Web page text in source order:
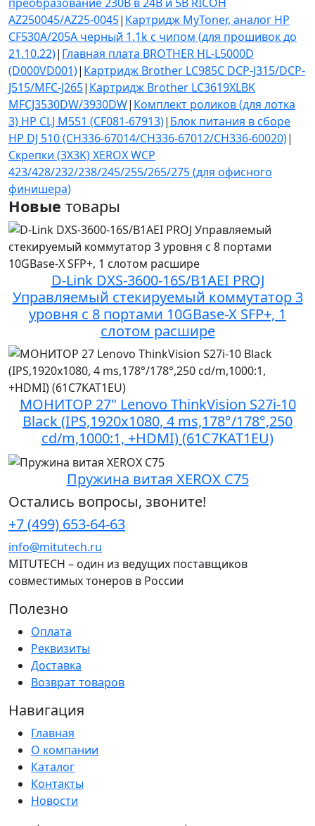
AZ250045/AZ25-0045| Картридж MyToner, аналог HP
CF530A/205A черный 1.1k с чипом (для прошивок до
21.10.22)| Главная плата BROTHER HL-L5000D
(D000VD001)| Картридж Brother LC985C DCP-J315/DCP-
J515/MFC-J265| Картридж Brother LC3619XLBK
MFCJ3530DW/3930DW| Комплект роликов (для лотка
3) HP CLJ M551 (CF081-67913)| Блок питания в сборе
HP DJ 510 (CH336-67014/CH336-67012/CH336-60020)|
Скрепки (3X3K) XEROX WCP
423/428/232/238/245/255/265/275 (для офисного
финишера)
Новые товары
D-Link DXS-3600-16S/B1AEI PROJ
Управляемый стекируемый коммутатор 3
уровня с 8 портами 10GBase-X SFP+, 1
слотом расшире
МОНИТОР 27" Lenovo ThinkVision S27i-10
Black (IPS,1920x1080, 4 ms,178°/178°,250
cd/m,1000:1, +HDMI) (61C7KAT1EU)
Пружина витая XEROX C75
Остались вопросы, звоните!
+7 (499) 653-64-63
info@mitutech.ru
MITUTECH – один из ведущих поставщиков
совместимых тонеров в России
Полезно
Оплата
Реквизиты
Доставка
Возврат товаров
Навигация
Главная
О компании
Каталог
Контакты
Новости